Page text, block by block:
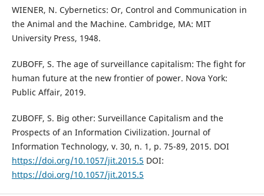
WIENER, N. Cybernetics: Or, Control and Communication in
the Animal and the Machine. Cambridge, MA: MIT
University Press, 1948.
ZUBOFF, S. The age of surveillance capitalism: The fight for
human future at the new frontier of power. Nova York:
Public Affair, 2019.
ZUBOFF, S. Big other: Surveillance Capitalism and the
Prospects of an Information Civilization. Journal of
Information Technology, v. 30, n. 1, p. 75-89, 2015. DOI
https://doi.org/10.1057/jit.2015.5 DOI:
https://doi.org/10.1057/jit.2015.5